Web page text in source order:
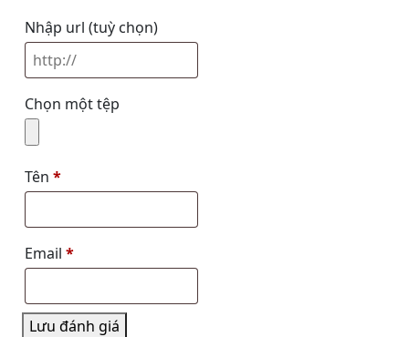
Nhập url (tuỳ chọn)
Chọn một tệp
Tên *
Email *
Lưu đánh giá